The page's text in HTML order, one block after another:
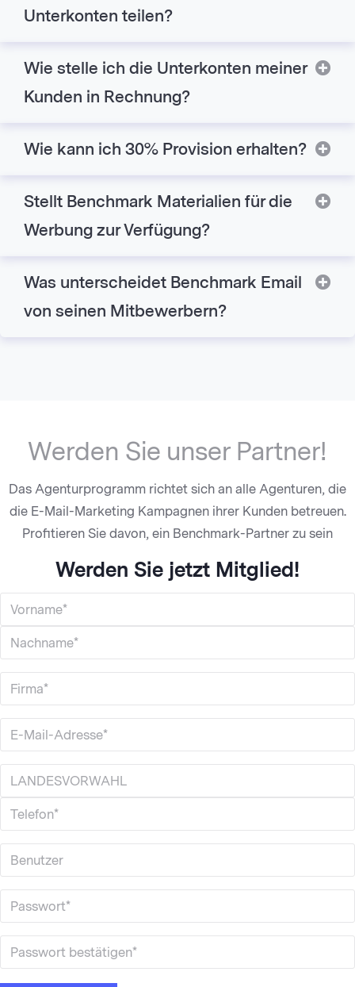
Unterkonten teilen?
Wie stelle ich die Unterkonten meiner
Kunden in Rechnung?
Wie kann ich 30% Provision erhalten?
Stellt Benchmark Materialien für die
Werbung zur Verfügung?
Was unterscheidet Benchmark Email
von seinen Mitbewerbern?
Werden Sie unser Partner!
Das Agenturprogramm richtet sich an alle Agenturen, die
die E-Mail-Marketing Kampagnen ihrer Kunden betreuen.
Profitieren Sie davon, ein Benchmark-Partner zu sein
Werden Sie jetzt Mitglied!